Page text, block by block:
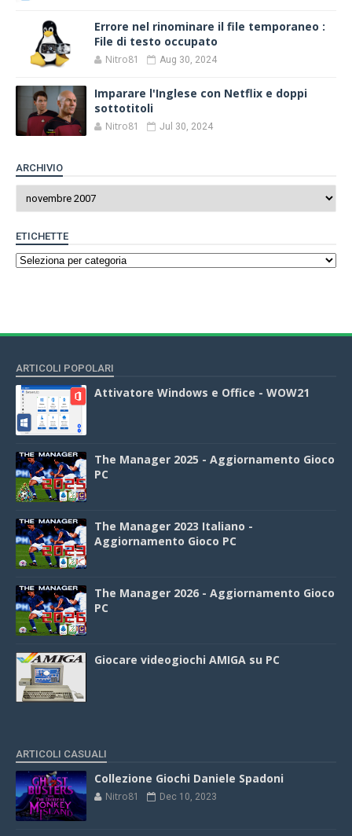
Errore nel rinominare il file temporaneo :
File di testo occupato
Nitro81 Aug 30, 2024
Imparare l'Inglese con Netflix e doppi
sottotitoli
Nitro81 Jul 30, 2024
ARCHIVIO
ETICHETTE
ARTICOLI POPOLARI
Attivatore Windows e Office - WOW21
The Manager 2025 - Aggiornamento Gioco
PC
The Manager 2023 Italiano -
Aggiornamento Gioco PC
The Manager 2026 - Aggiornamento Gioco
PC
Giocare videogiochi AMIGA su PC
ARTICOLI CASUALI
Collezione Giochi Daniele Spadoni
Nitro81 Dec 10, 2023